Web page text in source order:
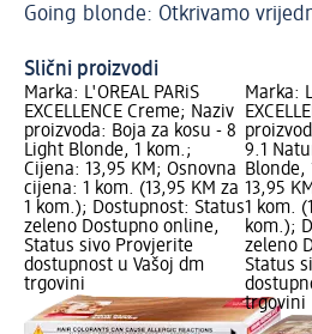
Going blonde: Otkrivamo
Slični proizvodi
Marka: L'ORÉAL PARiS
EXCELLENCE Creme; Naziv
proizvoda: Boja za kosu - 8
Light Blonde, 1 kom.;
Cijena: 13,95 KM; Osnovna
cijena: 1 kom. (13,95 KM za
1 kom.); Dostupnost: Status
zeleno Dostupno online,
Status sivo Provjerite
dostupnost u Vašoj dm
trgovini
Marka:
9.1
Blonde,
13,95
1 kom.
kom.);
zeleno
Status
trgovini